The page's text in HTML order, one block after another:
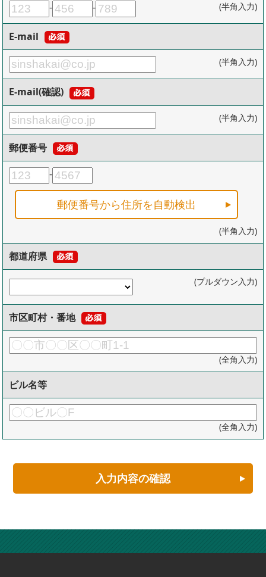
-
- (半角入力)
E-mail
(半角入力)
E-mail(確認)
(半角入力)
郵便番号
-
郵便番号から住所を自動検出
(半角入力)
都道府県
(プルダウン入力)
市区町村・番地
(全角入力)
ビル名等
(全角入力)
入力内容の確認